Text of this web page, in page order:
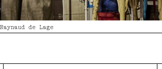
de Lage